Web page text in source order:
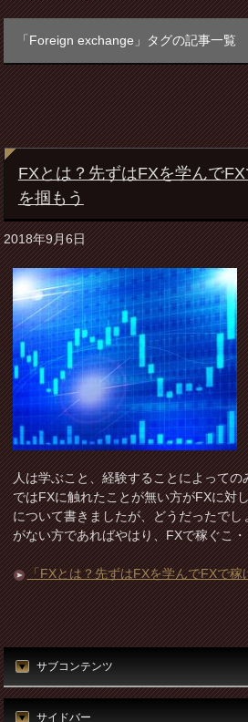
「Foreign exchange」タグの記事一覧
FXとは？先ずはFXを学んで
を掴もう
2018年9月6日
人は学ぶこと、経験することによって
ではFXに触れたことが無い方がFXに対
について書きましたが、どうだったでし
がない方であればやはり、FXで稼ぐこ・
「FXとは？先ずはFXを学んでFXで
サブコンテンツ
サイドバー